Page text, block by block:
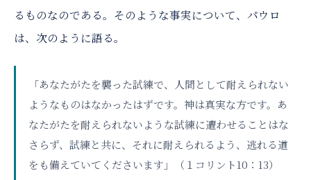
るものなのである。そのような事実について、パウロ
は、次のように語る。
「あなたがたを襲った試練で、人間として耐えられない
ようなものはなかったはずです。神は真実な方です。あ
なたがたを耐えられないような試練に遭わせることはな
さらず、試練と共に、それに耐えられるよう、逃れる道
をも備えていてくださいます」（１コリント10：13）